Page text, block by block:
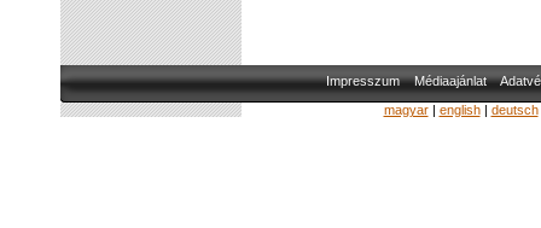
Impresszum Médiaajánlat
magyar| english| deutsch